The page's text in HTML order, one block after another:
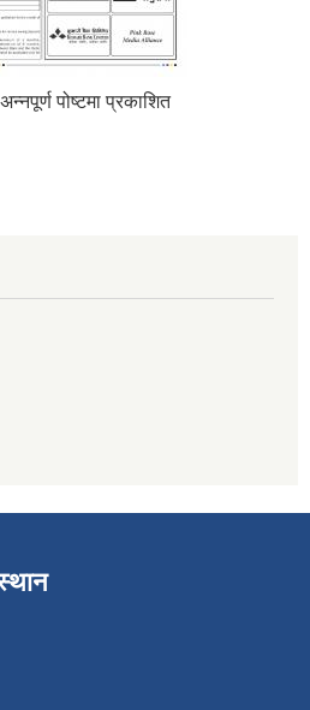
पोष्टमा प्रकाशित